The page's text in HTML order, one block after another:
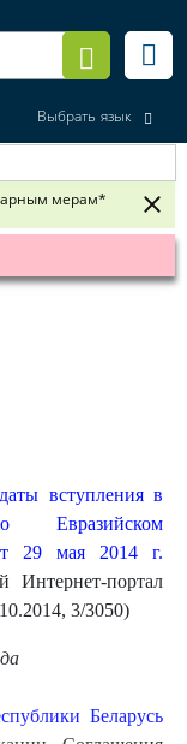
Выбрать язык
мерам*
вступления в
29 мая 2014 г.
Интернет-портал
3/3050)
Беларусь